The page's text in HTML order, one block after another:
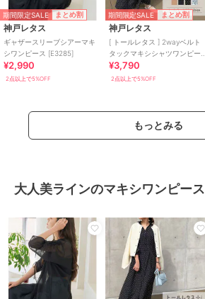
期間限定SALE まとめ割
神戸レタス
ギャザースリーブシアーマキ
シワンピース [E3285]
¥2,990
2点以上で5%OFF
期間限定SALE まとめ割
神戸レタス
[ トールレタス ] 2wayベルト
タックマキシシャツワンピー
ス [E3247]
¥3,790
2点以上で5%OFF
もっとみる
大人美ラインのマキシワンピース